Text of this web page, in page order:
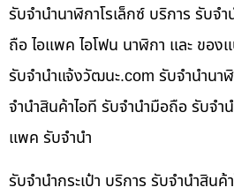
รับจำนำนาฬิกาโรเล็กซ์ บริการ รับจ
ถือ ไอแพค ไอโฟน นาฬิกา และ ของ
รับจํานําแจ้งวัฒนะ.com รับจำนำนา
จำนำสินค้าไอที รับจำนำมือถือ รับจำ
แพค รับจำนำ
รับจำนำกระเป๋า บริการ รับจำนำสิน